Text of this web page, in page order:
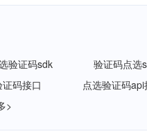
验证码sdk
验证码点选
码接口
点选验证码api
>